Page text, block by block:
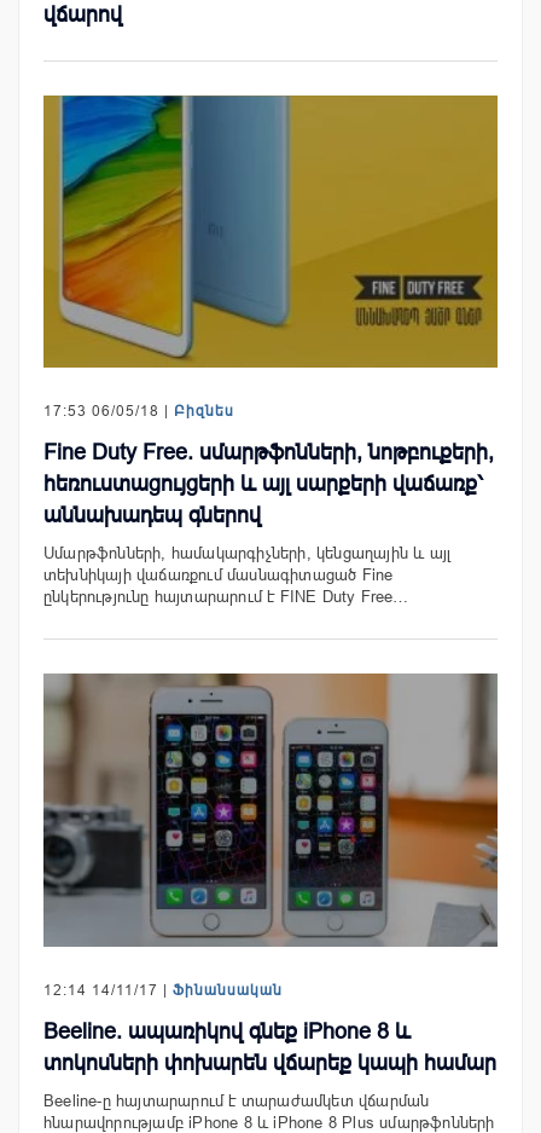
վճարով
17:53 06/05/18 | Բիզնես
Fine Duty Free. սմարթֆոնների, նոթբուքերի,
հեռուստացույցերի և այլ սարքերի վաճառք՝
աննախադեպ գներով
Սմարթֆոնների, համակարգիչների, կենցաղային և այլ
տեխնիկայի վաճառքում մասնագիտացած Fine
ընկերությունը հայտարարում է FINE Duty Free…
12:14 14/11/17 | Ֆինանսական
Beeline. ապառիկով գնեք iPhone 8 և
տոկոսների փոխարեն վճարեք կապի համար
Beeline-ը հայտարարում է տարաժամկետ վճարման
հնարավորությամբ iPhone 8 և iPhone 8 Plus սմարթֆոնների